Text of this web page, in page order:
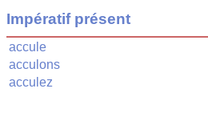
Impératif présent
accule
acculons
acculez